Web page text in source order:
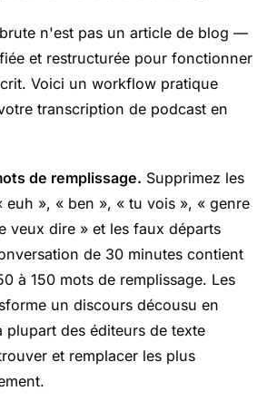
n'est pas un article de blog —
et restructurée pour fonctionner
Voici un workflow pratique
transcription de podcast en
de remplissage. Supprimez les
euh », « ben », « tu vois », « genre
veux dire » et les faux départs
de 30 minutes contient
à 150 mots de remplissage. Les
un discours décousu en
plupart des éditeurs de texte
et remplacer les plus